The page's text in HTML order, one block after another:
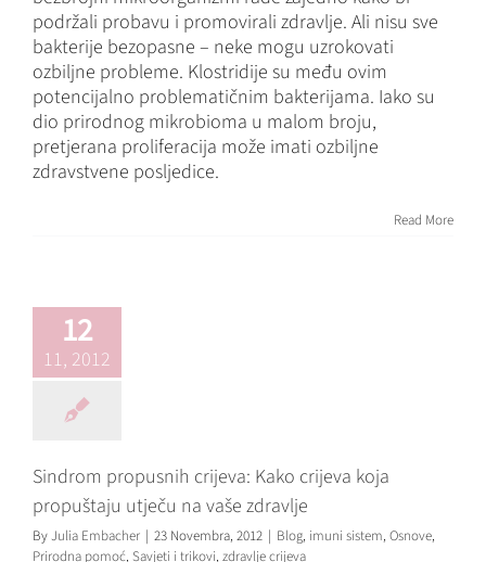
podržali probavu i promovirali zdravlje. Ali nisu sve
bakterije bezopasne – neke mogu uzrokovati
ozbiljne probleme. Klostridije su među ovim
potencijalno problematičnim bakterijama. Iako su
dio prirodnog mikrobioma u malom broju,
pretjerana proliferacija može imati ozbiljne
zdravstvene posljedice.
Read More
12
11, 2012
Sindrom propusnih crijeva: Kako crijeva koja
propuštaju utječu na vaše zdravlje
ByJulia Embacher | 23 Novembra, 2012 | Blog, imuni sistem, Osnove,
Prirodna pomoć, Savjeti i trikovi, zdravlje crijeva